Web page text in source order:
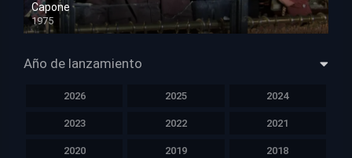
Capone
1975
HD 1080p
Año de lanzamiento
2026 2025 2024
2023 2022 2021
2020 2019 2018